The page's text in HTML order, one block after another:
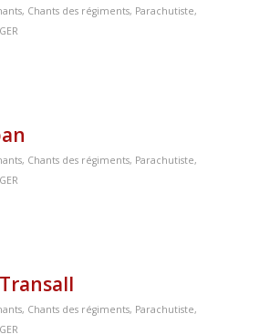
, Chants des régiments, Parachutiste,
, Chants des régiments, Parachutiste,
, Chants des régiments, Parachutiste,